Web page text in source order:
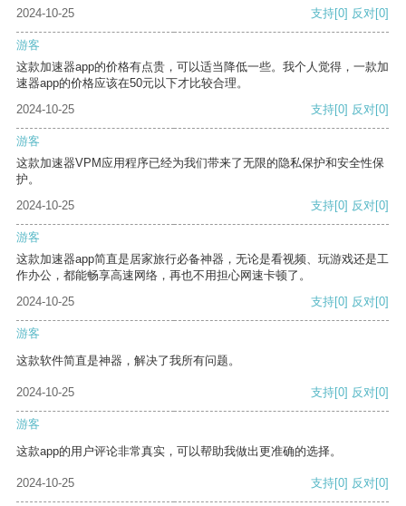
2024-10-25 支持[0] 反对[0]
游客
这款加速器app的价格有点贵，可以适当降低一些。我个人觉得，一款加
速器app的价格应该在50元以下才比较合理。
2024-10-25
支持[0] 反对[0]
游客
这款加速器VPM应用程序已经为我们带来了无限的隐私保护和安全性保
护。
2024-10-25
支持[0] 反对[0]
游客
这款加速器app简直是居家旅行必备神器，无论是看视频、玩游戏还是工
作办公，都能畅享高速网络，再也不用担心网速卡顿了。
2024-10-25
支持[0] 反对[0]
游客
这款软件简直是神器，解决了我所有问题。
2024-10-25 支持[0] 反对[0]
游客
这款app的用户评论非常真实，可以帮助我做出更准确的选择。
2024-10-25 支持[0] 反对[0]